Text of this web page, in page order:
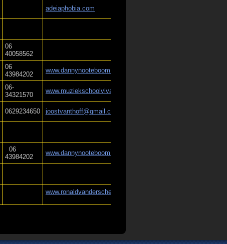
adeiaphobia.com
06
40058562
06
43984202
www.dannynooteboom.nl
06-
34321570
www.muziekschoolvivace.nl
0629234650 joostvanthoff@gmail.com
06
43984202
www.dannynooteboom.nl
www.ronaldvanderschelde.nl